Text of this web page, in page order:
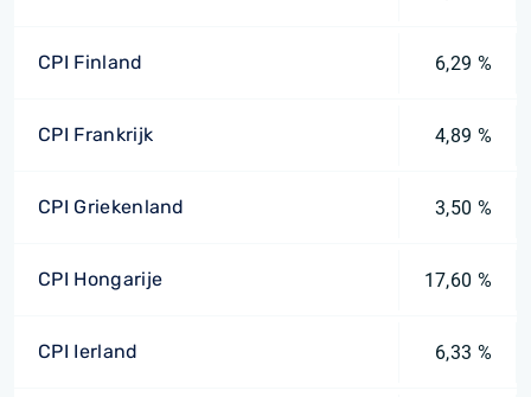
CPI Finland 6,29 %
CPI Frankrijk 4,89 %
CPI Griekenland 3,50 %
CPI Hongarije 17,60 %
CPI Ierland 6,33 %